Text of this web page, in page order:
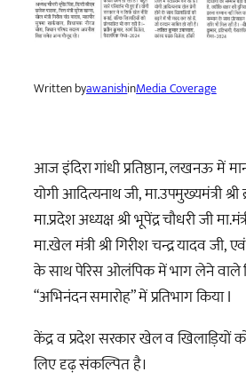
Written byawanishinMedia Coverage
आज इंदिरा गांधी प्रतिष्ठान, लखनऊ में
योगी आदित्यनाथ जी, मा.उपमुख्यमंत्री
मा.प्रदेश अध्यक्ष श्री भूपेंद्र चौधरी जी
मा.खेल मंत्री श्री गिरीश चन्द्र यादव
के साथ पेरिस ओलंपिक में भाग लेने वाले
“अभिनंदन समारोह” में प्रतिभाग किया I
केंद्र व प्रदेश सरकार खेल व खिलाड़ियों
लिए दृढ़ संकल्पित है।